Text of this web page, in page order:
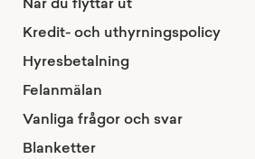
När du flyttar ut
Kredit- och uthyrningspolicy
Hyresbetalning
Felanmälan
Vanliga frågor och svar
Blanketter